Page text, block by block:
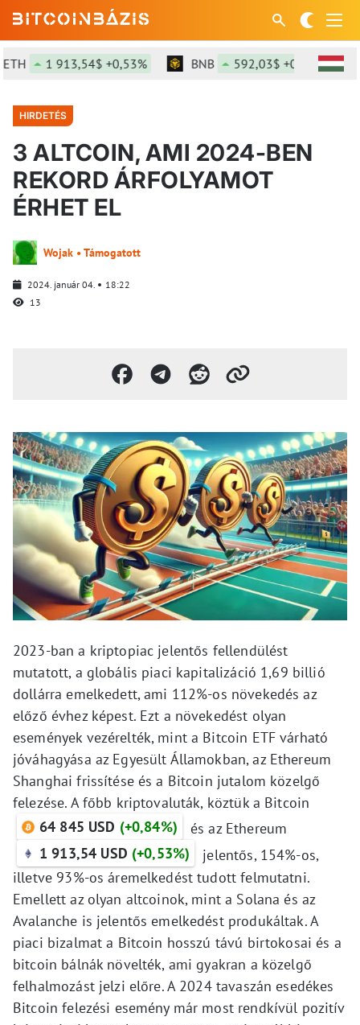
1 913,54$ +0,53% BNB 592,03$ +0,1% SOL
HIRDETÉS
3 ALTCOIN, AMI 2024-BEN
REKORD ÁRFOLYAMOT
ÉRHET EL
Wojak • Támogatott
2024. január 04.
18:22
13
2023-ban a kriptopiac jelentős fellendülést
mutatott, a globális piaci kapitalizáció 1,69 billió
dollárra emelkedett, ami 112%-os növekedés az
előző évhez képest. Ezt a növekedést olyan
események vezérelték, mint a Bitcoin ETF várható
jóváhagyása az Egyesült Államokban, az Ethereum
Shanghai frissítése és a Bitcoin jutalom közelgő
felezése. A főbb kriptovaluták, köztük a Bitcoin
64 845 USD (+0,84%)
és az Ethereum
1 913,54 USD (+0,53%)
jelentős, 154%-os,
illetve 93%-os áremelkedést tudott felmutatni.
Emellett az olyan altcoinok, mint a Solana és az
Avalanche is jelentős emelkedést produkáltak. A
piaci bizalmat a Bitcoin hosszú távú birtokosai és a
bitcoin bálnák növelték, ami gyakran a közelgő
felhalmozást jelzi előre. A 2024 tavaszán esedékes
Bitcoin felezési esemény már most rendkívül pozitív